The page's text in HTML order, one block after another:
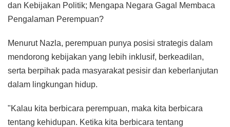
dan Kebijakan Politik; Mengapa Negara Gagal Membaca
Pengalaman Perempuan?
Menurut Nazla, perempuan punya posisi strategis dalam
mendorong kebijakan yang lebih inklusif, berkeadilan,
serta berpihak pada masyarakat pesisir dan keberlanjutan
dalam lingkungan hidup.
"Kalau kita berbicara perempuan, maka kita berbicara
tentang kehidupan. Ketika kita berbicara tentang